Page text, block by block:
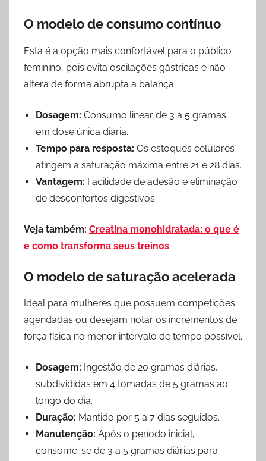
O modelo de consumo contínuo
Esta é a opção mais confortável para o público
feminino, pois evita oscilações gástricas e não
altera de forma abrupta a balança.
Dosagem: Consumo linear de 3 a 5 gramas
em dose única diária.
Tempo para resposta: Os estoques celulares
atingem a saturação máxima entre 21 e 28 dias.
Vantagem: Facilidade de adesão e eliminação
de desconfortos digestivos.
Veja também: Creatina monohidratada: o que é
e como transforma seus treinos
O modelo de saturação acelerada
Ideal para mulheres que possuem competições
agendadas ou desejam notar os incrementos de
força física no menor intervalo de tempo possível.
Dosagem: Ingestão de 20 gramas diárias,
subdivididas em 4 tomadas de 5 gramas ao
longo do dia.
Duração: Mantido por 5 a 7 dias seguidos.
Manutenção: Após o período inicial,
consome-se de 3 a 5 gramas diárias para